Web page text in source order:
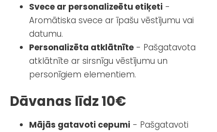
Svece ar personalizeētu etiķeti -
Aromātiska svece ar īpašu vēstījumu vai
datumu.
Personalizēta atklātnīte - Pašgatavota
atklātnīte ar sirsnīgu vēstījumu un
personīgiem elementiem.
Dāvanas līdz 10€
Mājās gatavoti cepumi - Pašgatavoti